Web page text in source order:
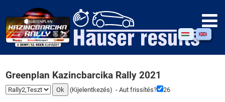
Greenplan Kazincbarcika Rally 2021
(Kijelentkezés) - Aut frissítés? 26